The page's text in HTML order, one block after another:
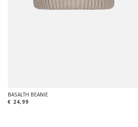
BASALTH BEANIE
€ 24,99